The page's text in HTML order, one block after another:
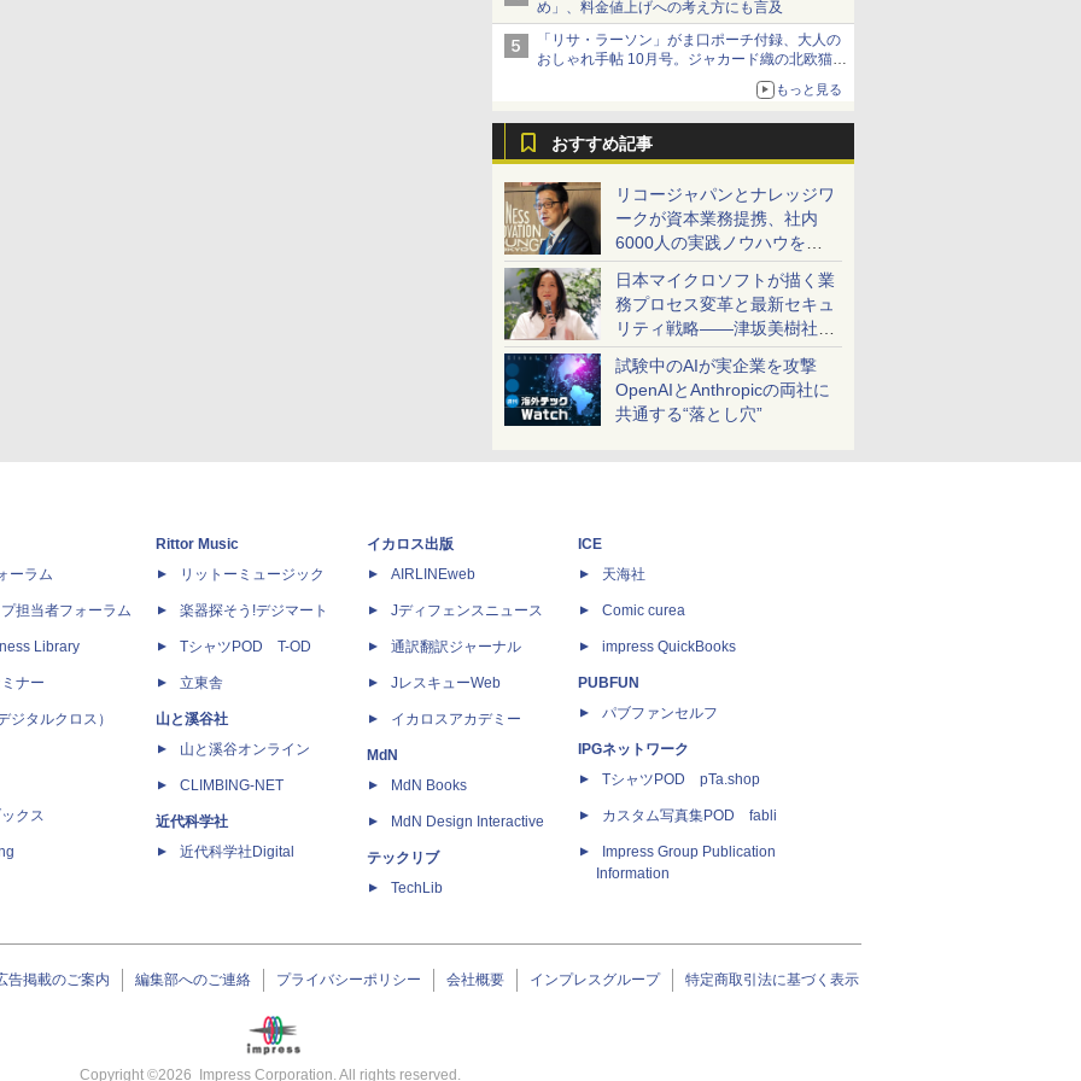
め」、料金値上げへの考え方にも言及
「リサ・ラーソン」がま口ポーチ付録、大人の
おしゃれ手帖 10月号。ジャカード織の北欧猫デ
もっと見る
おすすめ記事
リコージャパンとナレッジワ
ークが資本業務提携、社内
6000人の実践ノウハウを生
かした「AI商談記録 for
RICOH」を展開へ
日本マイクロソフトが描く業
務プロセス変革と最新セキュ
リティ戦略――津坂美樹社長
が2027年度戦略を説明
試験中のAIが実企業を攻撃
OpenAIとAnthropicの両社に
共通する“落とし穴”
ーラム
担当者フォーラム
Library
ナー
ジタルクロス）
クス
Rittor Music
リットーミュージック
楽器探そう!デジマート
TシャツPOD T-OD
立東舎
山と溪谷社
山と溪谷オンライン
CLIMBING-NET
近代科学社
近代科学社Digital
イカロス出版
AIRLINEweb
Jディフェンスニュース
通訳翻訳ジャーナル
JレスキューWeb
イカロスアカデミー
MdN
MdN Books
MdN Design Interactive
テックリブ
TechLib
ICE
天海社
Comic curea
impress QuickBooks
PUBFUN
パブファンセルフ
IPGネットワーク
TシャツPOD pTa.shop
カスタム写真集POD fabli
Impress Group Publication
Information
告掲載のご案内 編集部へのご連絡 プライバシーポリシー 会社概要 インプレスグループ 特定商取引法に基づく表示
Copyright ©2026 Impress Corporation. All rights reserved.